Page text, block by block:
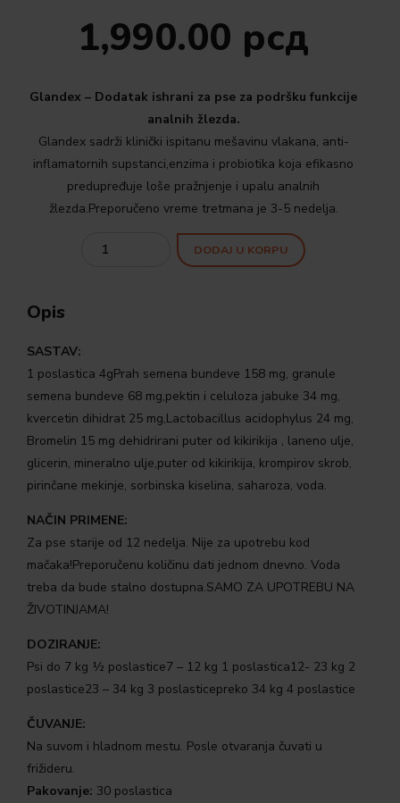
1,990.00 рсд
Glandex – Dodatak ishrani za pse za podršku funkcije
analnih žlezda.
Glandex sadrži klinički ispitanu mešavinu vlakana, anti-
inflamatornih supstanci,enzima i probiotika koja efikasno
predupređuje loše pražnjenje i upalu analnih
žlezda.Preporučeno vreme tretmana je 3-5 nedelja.
Quantity
DODAJ U KORPU
Opis
SASTAV:
1 poslastica 4gPrah semena bundeve 158 mg, granule
semena bundeve 68 mg,pektin i celuloza jabuke 34 mg,
kvercetin dihidrat 25 mg,Lactobacillus acidophylus 24 mg,
Bromelin 15 mg dehidrirani puter od kikirikija , laneno ulje,
glicerin, mineralno ulje,puter od kikirikija, krompirov skrob,
pirinčane mekinje, sorbinska kiselina, saharoza, voda.
NAČIN PRIMENE:
Za pse starije od 12 nedelja. Nije za upotrebu kod
mačaka!Preporučenu količinu dati jednom dnevno. Voda
treba da bude stalno dostupna.SAMO ZA UPOTREBU NA
ŽIVOTINJAMA!
DOZIRANJE:
Psi do 7 kg ½ poslastice7 – 12 kg 1 poslastica12- 23 kg 2
poslastice23 – 34 kg 3 poslasticepreko 34 kg 4 poslastice
ČUVANJE:
Na suvom i hladnom mestu. Posle otvaranja čuvati u
frižideru.
Pakovanje: 30 poslastica